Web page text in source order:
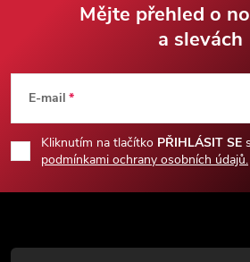
p
a
Mějte přehled o
a slevách
E-mail
Kliknutím na tlačítko PŘIHLÁSIT SE
podmínkami ochrany osobních údajů.